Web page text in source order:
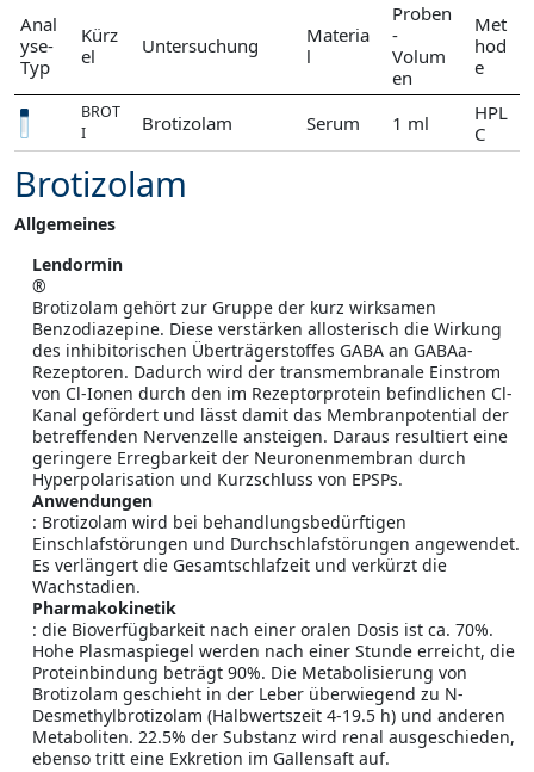
Anal
yse-
Typ
Kürz
el
Untersuchung
Materia
l
Proben
-
Volum
en
Met
hod
e
BROT
I
Brotizolam Serum 1 ml
HPL
C
Brotizolam
Allgemeines
Lendormin
®
Brotizolam gehört zur Gruppe der kurz wirksamen
Benzodiazepine. Diese verstärken allosterisch die Wirkung
des inhibitorischen Überträgerstoffes GABA an GABAa-
Rezeptoren. Dadurch wird der transmembranale Einstrom
von Cl-Ionen durch den im Rezeptorprotein befindlichen Cl-
Kanal gefördert und lässt damit das Membranpotential der
betreffenden Nervenzelle ansteigen. Daraus resultiert eine
geringere Erregbarkeit der Neuronenmembran durch
Hyperpolarisation und Kurzschluss von EPSPs.
Anwendungen
: Brotizolam wird bei behandlungsbedürftigen
Einschlafstörungen und Durchschlafstörungen angewendet.
Es verlängert die Gesamtschlafzeit und verkürzt die
Wachstadien.
Pharmakokinetik
: die Bioverfügbarkeit nach einer oralen Dosis ist ca. 70%.
Hohe Plasmaspiegel werden nach einer Stunde erreicht, die
Proteinbindung beträgt 90%. Die Metabolisierung von
Brotizolam geschieht in der Leber überwiegend zu N-
Desmethylbrotizolam (Halbwertszeit 4-19.5 h) und anderen
Metaboliten. 22.5% der Substanz wird renal ausgeschieden,
ebenso tritt eine Exkretion im Gallensaft auf.